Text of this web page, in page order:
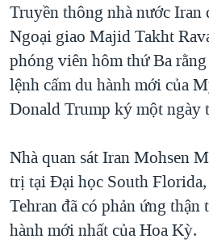
NGƯ DÂN VIỆT VÀ LÀN SÓNG
BÊN KIA QUỐC LỘ: TIẾNG
QUAN HỆ VIỆT MỸ
Truyền thông nhà nước
Ngoại giao Majid Takht
phóng viên hôm thứ Ba
lệnh cấm du hành mới của
Donald Trump ký một ngày
Nhà quan sát Iran Mohsen
trị tại Đại học South
Tehran đã có phản ứng
hành mới nhất của Hoa Kỳ.